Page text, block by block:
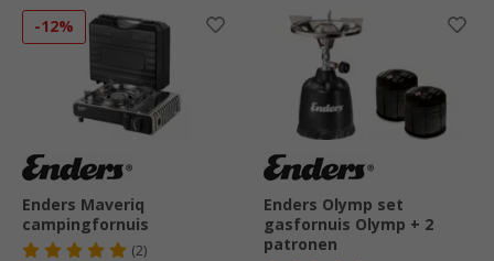
-12%
Enders Maveriq
campingfornuis
(2)
Enders Olymp set
gasfornuis Olymp + 2
patronen